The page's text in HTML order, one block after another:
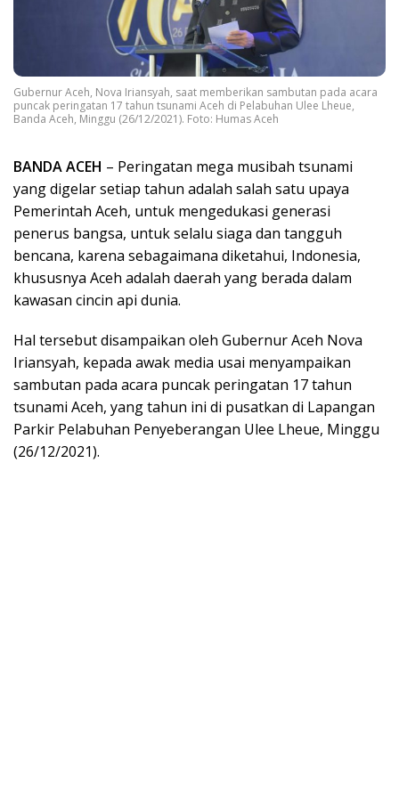
Gubernur Aceh, Nova Iriansyah, saat memberikan sambutan pada acara
puncak peringatan 17 tahun tsunami Aceh di Pelabuhan Ulee Lheue,
Banda Aceh, Minggu (26/12/2021). Foto: Humas Aceh
BANDA ACEH – Peringatan mega musibah tsunami
yang digelar setiap tahun adalah salah satu upaya
Pemerintah Aceh, untuk mengedukasi generasi
penerus bangsa, untuk selalu siaga dan tangguh
bencana, karena sebagaimana diketahui, Indonesia,
khususnya Aceh adalah daerah yang berada dalam
kawasan cincin api dunia.
Hal tersebut disampaikan oleh Gubernur Aceh Nova
Iriansyah, kepada awak media usai menyampaikan
sambutan pada acara puncak peringatan 17 tahun
tsunami Aceh, yang tahun ini di pusatkan di Lapangan
Parkir Pelabuhan Penyeberangan Ulee Lheue, Minggu
(26/12/2021).